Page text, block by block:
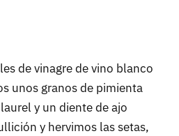
de vinagre de vino blanco
unos granos de pimienta
y un diente de ajo
y hervimos las setas,